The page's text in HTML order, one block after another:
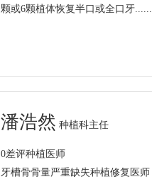
颗或6颗植体恢复半口或全口牙......
潘浩然 种植科主任
0差评种植医师
牙槽骨骨量严重缺失种植修复医师